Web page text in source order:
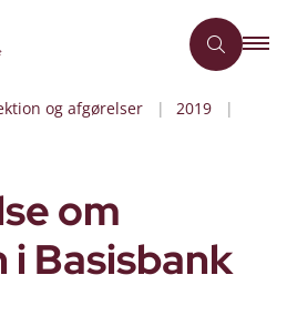
og afgørelser
2019
om
Basisbank